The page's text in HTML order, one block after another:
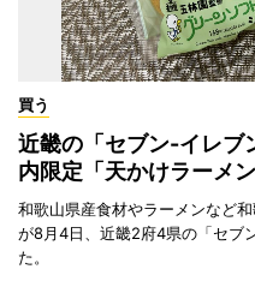
買う
近畿の「セブン-イレ
内限定「天かけラーメ
和歌山県産食材やラーメンなど
が8月4日、近畿2府4県の「セブ
た。